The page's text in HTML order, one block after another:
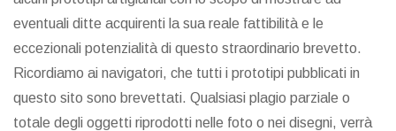
eventuali ditte acquirenti la sua reale fattibilità e le
eccezionali potenzialità di questo straordinario brevetto.
Ricordiamo ai navigatori, che tutti i prototipi pubblicati in
questo sito sono brevettati. Qualsiasi plagio parziale o
totale degli oggetti riprodotti nelle foto o nei disegni, verrà